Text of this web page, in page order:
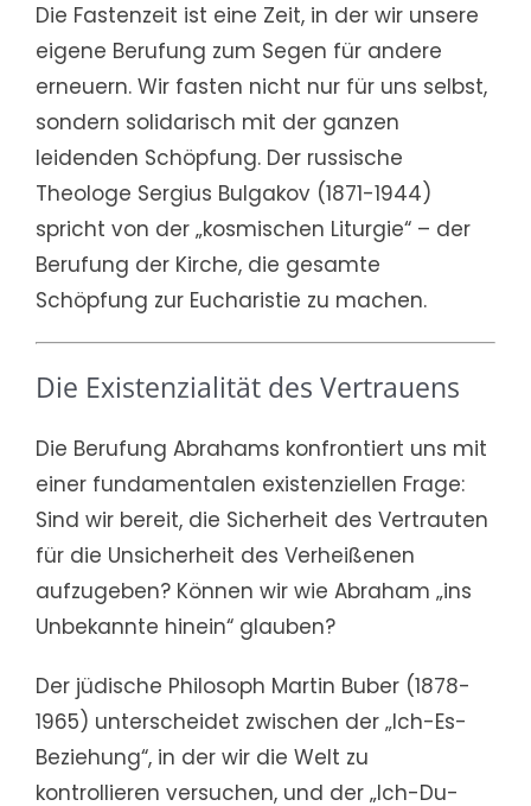
Die Fastenzeit ist eine Zeit, in der wir unsere
eigene Berufung zum Segen für andere
erneuern. Wir fasten nicht nur für uns selbst,
sondern solidarisch mit der ganzen
leidenden Schöpfung. Der russische
Theologe Sergius Bulgakov (1871-1944)
spricht von der „kosmischen Liturgie“ – der
Berufung der Kirche, die gesamte
Schöpfung zur Eucharistie zu machen.
Die Existenzialität des Vertrauens
Die Berufung Abrahams konfrontiert uns mit
einer fundamentalen existenziellen Frage:
Sind wir bereit, die Sicherheit des Vertrauten
für die Unsicherheit des Verheißenen
aufzugeben? Können wir wie Abraham „ins
Unbekannte hinein“ glauben?
Der jüdische Philosoph Martin Buber (1878-
1965) unterscheidet zwischen der „Ich-Es-
Beziehung“, in der wir die Welt zu
kontrollieren versuchen, und der „Ich-Du-